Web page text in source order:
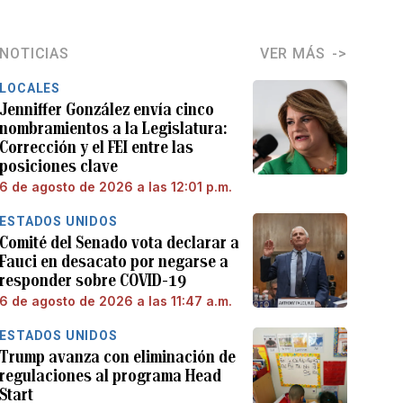
NOTICIAS VER MÁS
LOCALES
Jenniffer González envía cinco
nombramientos a la Legislatura:
Corrección y el FEI entre las
posiciones clave
6 de agosto de 2026 a las 12:01 p.m.
ESTADOS UNIDOS
Comité del Senado vota declarar a
Fauci en desacato por negarse a
responder sobre COVID-19
6 de agosto de 2026 a las 11:47 a.m.
ESTADOS UNIDOS
Trump avanza con eliminación de
regulaciones al programa Head
Start